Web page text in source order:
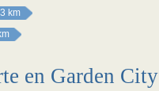
km
en Garden City